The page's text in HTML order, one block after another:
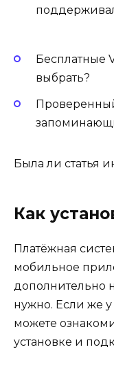
Бесплатные
выбрать?
Была ли статья
Как
Платёжная
мобильное
дополнительно
нужно. Если же у
можете
установке и